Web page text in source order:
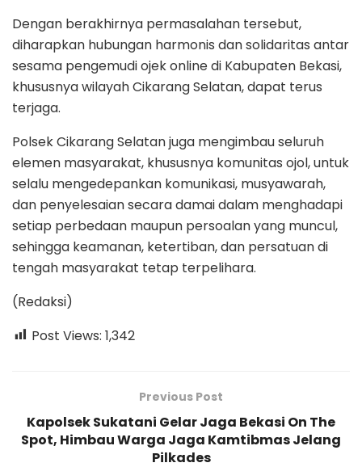
Dengan berakhirnya permasalahan tersebut,
diharapkan hubungan harmonis dan solidaritas antar
sesama pengemudi ojek online di Kabupaten Bekasi,
khususnya wilayah Cikarang Selatan, dapat terus
terjaga.
Polsek Cikarang Selatan juga mengimbau seluruh
elemen masyarakat, khususnya komunitas ojol, untuk
selalu mengedepankan komunikasi, musyawarah,
dan penyelesaian secara damai dalam menghadapi
setiap perbedaan maupun persoalan yang muncul,
sehingga keamanan, ketertiban, dan persatuan di
tengah masyarakat tetap terpelihara.
(Redaksi)
Post Views: 1,342
Previous Post
Kapolsek Sukatani Gelar Jaga Bekasi On The
Spot, Himbau Warga Jaga Kamtibmas Jelang
Pilkades